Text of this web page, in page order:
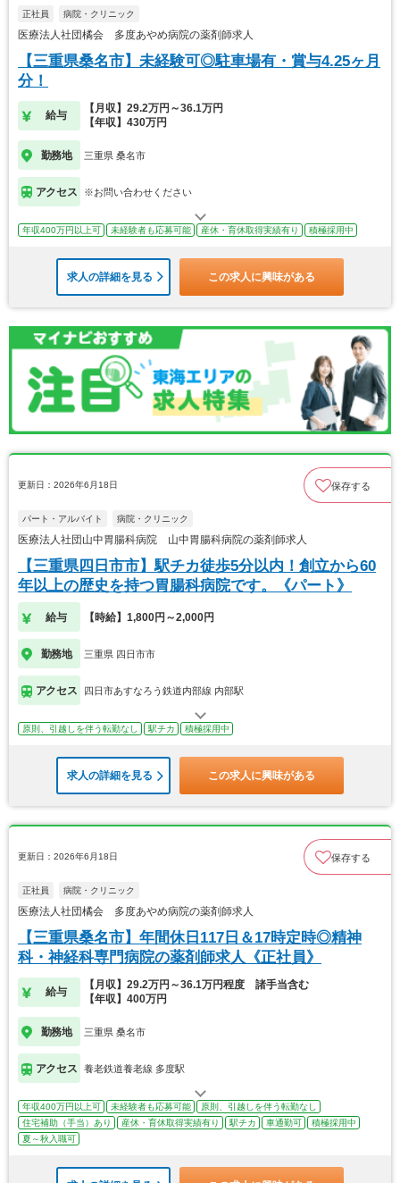
正社員 病院・クリニック
医療法人社団橘会 多度あやめ病院の薬剤師求人
【三重県桑名市】未経験可◎駐車場有・賞与4.25ヶ月
分！
給与
【月収】29.2万円～36.1万円
【年収】430万円
勤務地 三重県 桑名市
アクセス ※お問い合わせください
年収400万円以上可 未経験者も応募可能 産休・育休取得実績有り 積極採用中
求人の詳細を見る この求人に興味がある
更新日：2026年6月18日 保存する
パート・アルバイト 病院・クリニック
医療法人社団山中胃腸科病院 山中胃腸科病院の薬剤師求人
【三重県四日市市】駅チカ徒歩5分以内！創立から60
年以上の歴史を持つ胃腸科病院です。《パート》
給与 【時給】1,800円～2,000円
勤務地 三重県 四日市市
アクセス 四日市あすなろう鉄道内部線 内部駅
原則、引越しを伴う転勤なし 駅チカ 積極採用中
求人の詳細を見る この求人に興味がある
更新日：2026年6月18日 保存する
正社員 病院・クリニック
医療法人社団橘会 多度あやめ病院の薬剤師求人
【三重県桑名市】年間休日117日＆17時定時◎精神
科・神経科専門病院の薬剤師求人《正社員》
給与
【月収】29.2万円～36.1万円程度 諸手当含む
【年収】400万円
勤務地 三重県 桑名市
アクセス 養老鉄道養老線 多度駅
年収400万円以上可 未経験者も応募可能
原則、引越しを伴う転勤なし
住宅補助（手当）あり
産休・育休取得実績有り 駅チカ 車通勤可
積極採用中
夏～秋入職可